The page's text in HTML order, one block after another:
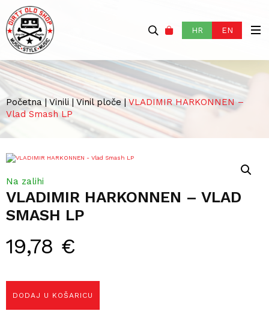
HR EN
Početna | Vinili | Vinil ploče| VLADIMIR HARKONNEN –
Vlad Smash LP
VLADIMIR HARKONNEN – VLAD
SMASH LP
19,78 €
Na zalihi
DODAJ U KOŠARICU